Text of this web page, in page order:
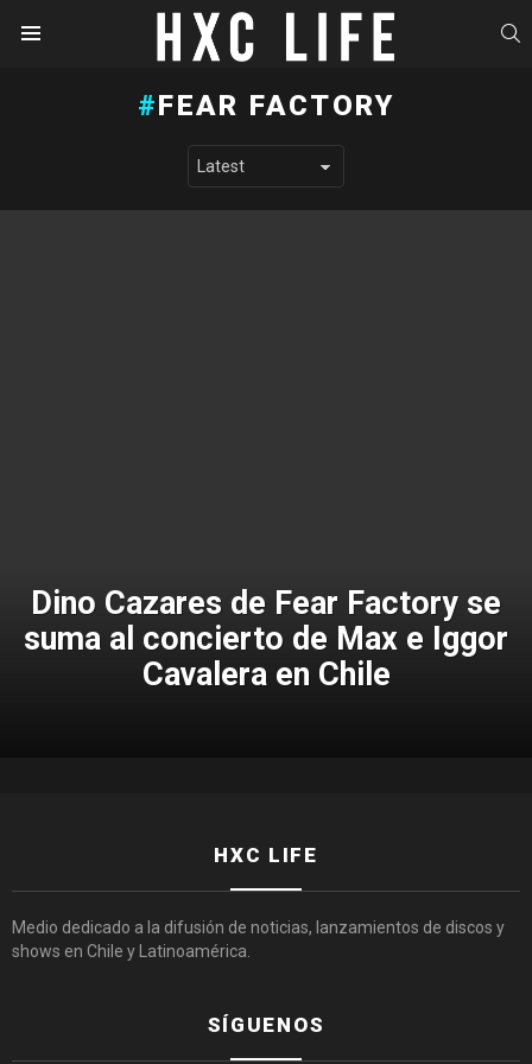
FEAR FACTORY
Dino Cazares de Fear Factory se
suma al concierto de Max e Iggor
Cavalera en Chile
HXC LIFE
Medio dedicado a la difusión de noticias, lanzamientos de discos y
shows en Chile y Latinoamérica.
SÍGUENOS